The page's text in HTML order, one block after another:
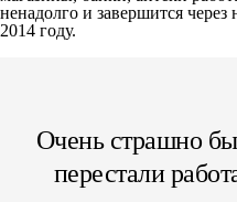
ненадолго и завершится через
2014 году.
Очень страшно
перестали